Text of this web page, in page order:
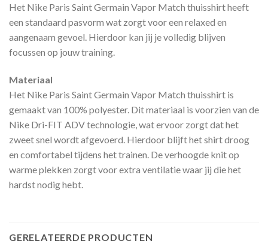
Het Nike Paris Saint Germain Vapor Match thuisshirt heeft
een standaard pasvorm wat zorgt voor een relaxed en
aangenaam gevoel. Hierdoor kan jij je volledig blijven
focussen op jouw training.
Materiaal
Het Nike Paris Saint Germain Vapor Match thuisshirt is
gemaakt van 100% polyester. Dit materiaal is voorzien van de
Nike Dri-FIT ADV technologie, wat ervoor zorgt dat het
zweet snel wordt afgevoerd. Hierdoor blijft het shirt droog
en comfortabel tijdens het trainen. De verhoogde knit op
warme plekken zorgt voor extra ventilatie waar jij die het
hardst nodig hebt.
GERELATEERDE PRODUCTEN